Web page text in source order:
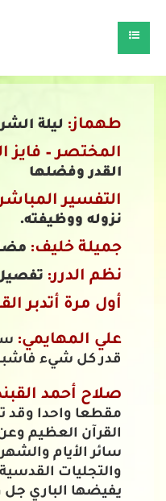
طهماز: ليلة
المختصر – فايز
القدر وفضلها
التفسير
نزوله ووظيفته.
جميلة خليف:
نظم الدرر:
أول مرة أتدبر
علي المهايمي:
قدر كل شيء فاشبه
صلاح أحمد
مقطعا واحدا وقد
القرآن العظيم
سائر الأيام
والتجليات القدسية
يفيضها الباري جل